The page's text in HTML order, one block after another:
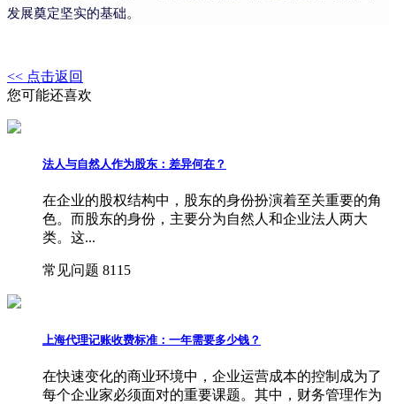
发展奠定坚实的基础。
<< 点击返回
您可能还喜欢
法人与自然人作为股东：差异何在？
在企业的股权结构中，股东的身份扮演着至关重要的角
色。而股东的身份，主要分为自然人和企业法人两大
类。这...
常见问题 8115
上海代理记账收费标准：一年需要多少钱？
在快速变化的商业环境中，企业运营成本的控制成为了
每个企业家必须面对的重要课题。其中，财务管理作为